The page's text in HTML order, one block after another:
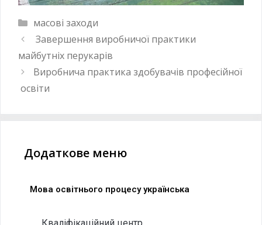
масові заходи
Завершення виробничої практики
майбутніх перукарів
Виробнича практика здобувачів професійної
освіти
Додаткове меню
Мова освітнього процесу українська